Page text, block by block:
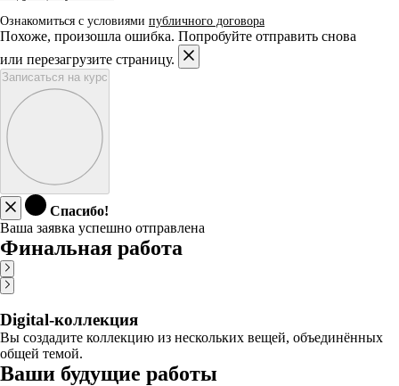
Ознакомиться с условиями публичного договора
Похоже, произошла ошибка. Попробуйте отправить снова
или перезагрузите страницу.
Записаться на курс
Спасибо!
Ваша заявка успешно отправлена
Финальная работа
Digital-коллекция
Вы создадите коллекцию из нескольких вещей, объединённых
общей темой.
Ваши будущие работы